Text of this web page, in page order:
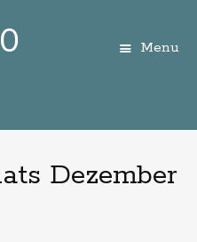
Menu
Dezember